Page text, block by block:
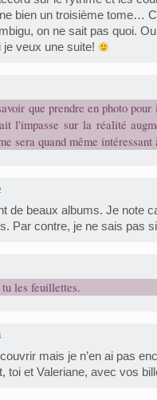
bien un troisième tome…
on ne sait pas quoi.
veux une suite!
que prendre en photo
l'impasse sur la réalité
sera quand même
de beaux albums. Je note
Par contre, je ne sais pas
les feuillettes.
mais je n’en ai pas
toi et Valeriane, avec vos